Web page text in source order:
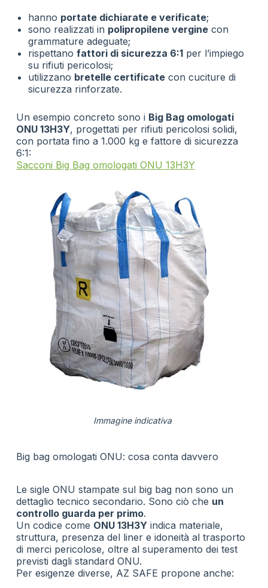
hanno portate dichiarate e verificate;
sono realizzati in polipropilene verginecon
grammature adeguate;
rispettano fattori di sicurezza 6:1per l’impiego
su rifiuti pericolosi;
utilizzano bretelle certificatecon cuciture di
sicurezza rinforzate.
Un esempio concreto sono i Big Bag omologati
ONU 13H3Y, progettati per rifiuti pericolosi solidi,
con portata fino a 1.000 kg e fattore di sicurezza
6:1:
Sacconi Big Bag omologati ONU 13H3Y
Immagine indicativa
Big bag omologati ONU: cosa conta davvero
Le sigle ONU stampate sul big bag non sono un
dettaglio tecnico secondario. Sono ciò che un
controllo guarda per primo.
Un codice come ONU 13H3Yindica materiale,
struttura, presenza del liner e idoneità al trasporto
di merci pericolose, oltre al superamento dei test
previsti dagli standard ONU.
Per esigenze diverse, AZ SAFE propone anche: